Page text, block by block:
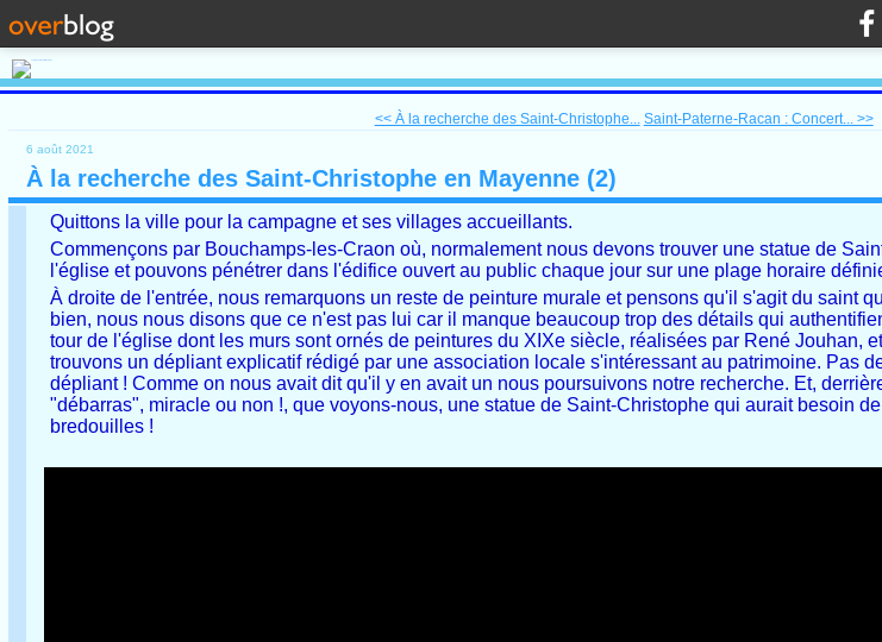
<< À la recherche des Saint-Christophe... Saint-Paterne-Racan : Concert... >>
6 août 2021
À la recherche des Saint-Christophe en Mayenne (2)
Quittons la ville pour la campagne et ses villages accueillants.
Commençons par Bouchamps-les-Craon où, normalement nous devons trouver une statue de
l'église et pouvons pénétrer dans l'édifice ouvert au public chaque jour sur une plage horaire
À droite de l'entrée, nous remarquons un reste de peinture murale et pensons qu'il s'agit du saint
bien, nous nous disons que ce n'est pas lui car il manque beaucoup trop des détails qui
tour de l'église dont les murs sont ornés de peintures du XIXe siècle, réalisées par René Jouhan,
trouvons un dépliant explicatif rédigé par une association locale s'intéressant au patrimoine. Pas
dépliant ! Comme on nous avait dit qu'il y en avait un nous poursuivons notre recherche. Et,
"débarras", miracle ou non !, que voyons-nous, une statue de Saint-Christophe qui aurait besoin
bredouilles !